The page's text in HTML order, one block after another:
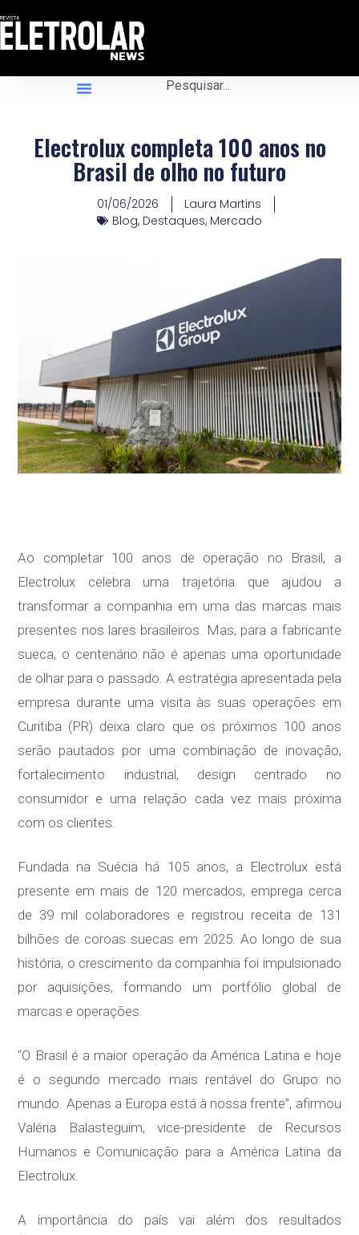
Electrolux completa 100 anos no
Brasil de olho no futuro
01/06/2026
Laura Martins
Blog, Destaques, Mercado
Ao completar 100 anos de operação no Brasil, a
Electrolux celebra uma trajetória que ajudou a
transformar a companhia em uma das marcas mais
presentes nos lares brasileiros. Mas, para a fabricante
sueca, o centenário não é apenas uma oportunidade
de olhar para o passado. A estratégia apresentada pela
empresa durante uma visita às suas operações em
Curitiba (PR) deixa claro que os próximos 100 anos
serão pautados por uma combinação de inovação,
fortalecimento industrial, design centrado no
consumidor e uma relação cada vez mais próxima
com os clientes.
Fundada na Suécia há 105 anos, a Electrolux está
presente em mais de 120 mercados, emprega cerca
de 39 mil colaboradores e registrou receita de 131
bilhões de coroas suecas em 2025. Ao longo de sua
história, o crescimento da companhia foi impulsionado
por aquisições, formando um portfólio global de
marcas e operações.
“O Brasil é a maior operação da América Latina e hoje
é o segundo mercado mais rentável do Grupo no
mundo. Apenas a Europa está à nossa frente”, afirmou
Valéria Balasteguim, vice-presidente de Recursos
Humanos e Comunicação para a América Latina da
Electrolux.
A importância do país vai além dos resultados